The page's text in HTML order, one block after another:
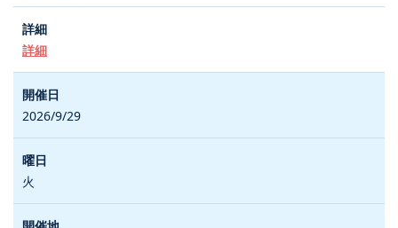
詳細
2026/9/29
火